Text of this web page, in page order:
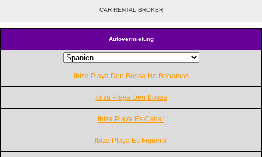
Autovermietung
Ibiza Playa Den Bossa Ho Bahamas
Ibiza Playa Den Bossa
Ibiza Playa Es Canar
Ibiza Playa Es Figueral
CAR RENTAL BROKER